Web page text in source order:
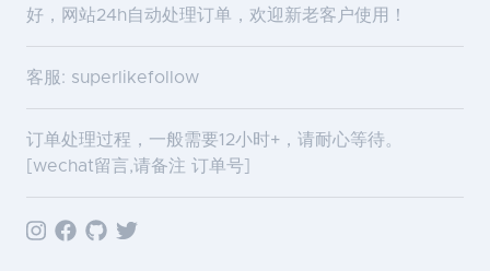
好，网站24h自动处理订单，欢迎新老客户使用！
客服: superlikefollow
订单处理过程，一般需要12小时+，请耐心等待。
[wechat留言,请备注 订单号]